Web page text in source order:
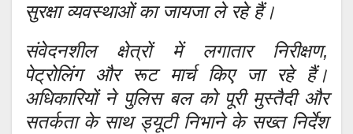
सुरक्षा व्यवस्थाओं का जायजा ले रहे हैं।
संवेदनशील क्षेत्रों में लगातार निरीक्षण,
पेट्रोलिंग और रूट मार्च किए जा रहे हैं।
अधिकारियों ने पुलिस बल को पूरी मुस्तैदी और
सतर्कता के साथ ड्यूटी निभाने के सख्त निर्देश